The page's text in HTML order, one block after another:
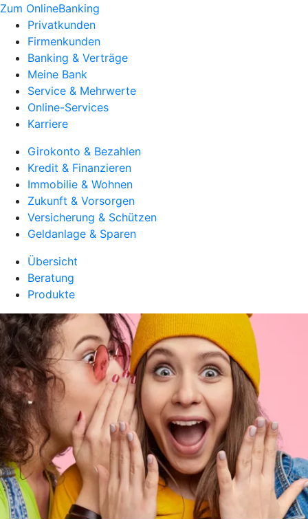
Zum OnlineBanking
Privatkunden
Firmenkunden
Banking & Verträge
Meine Bank
Service & Mehrwerte
Online-Services
Karriere
Girokonto & Bezahlen
Kredit & Finanzieren
Immobilie & Wohnen
Zukunft & Vorsorgen
Versicherung & Schützen
Geldanlage & Sparen
Übersicht
Beratung
Produkte